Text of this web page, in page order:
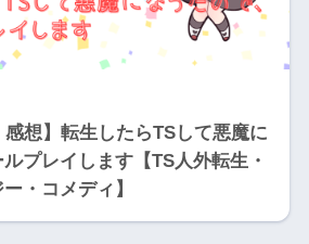
感想】転生したらTSして悪魔に
プレイします【TS人外転生・
・コメディ】